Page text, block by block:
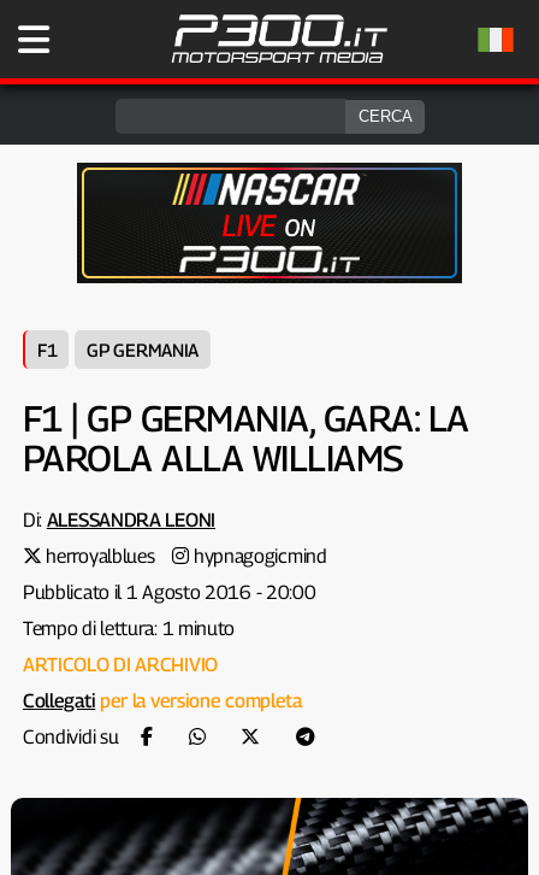
F1 GP GERMANIA
F1 | GP GERMANIA, GARA: LA
PAROLA ALLA WILLIAMS
Di: ALESSANDRA LEONI
herroyalblues
hypnagogicmind
Pubblicato il 1 Agosto 2016 - 20:00
Tempo di lettura: 1 minuto
ARTICOLO DI ARCHIVIO
Collegati per la versione completa
Condividi su